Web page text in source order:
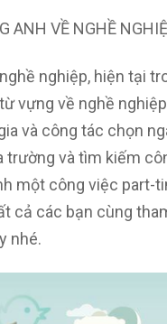
ANH VỀ NGHỀ
nghiệp, hiện tại
vựng về nghề
và công tác chọn
trường và tìm kiếm
một công việc part-
cả các bạn cùng
nhé.